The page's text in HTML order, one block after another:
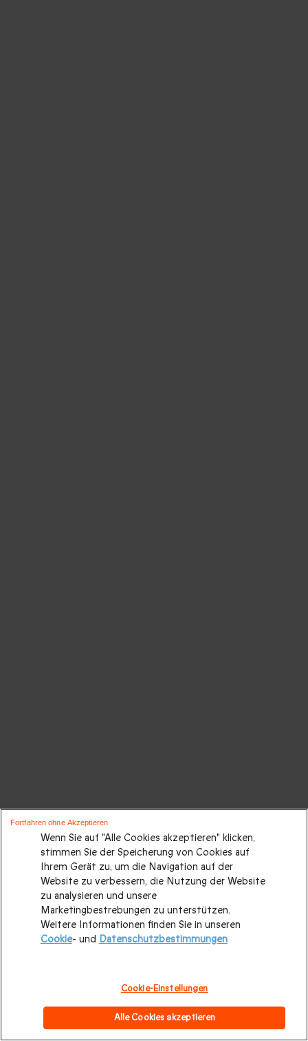
Wenn Sie auf "Alle Cookies akzeptieren" klicken,
stimmen Sie der Speicherung von Cookies auf
Ihrem Gerät zu, um die Navigation auf der
Website zu verbessern, die Nutzung der Website
zu analysieren und unsere
Marketingbestrebungen zu unterstützen.
Weitere Informationen finden Sie in unseren
Cookie- und Datenschutzbestimmungen
Cookie-Einstellungen
Alle Cookies akzeptieren
Fortfahren ohne Akzeptieren